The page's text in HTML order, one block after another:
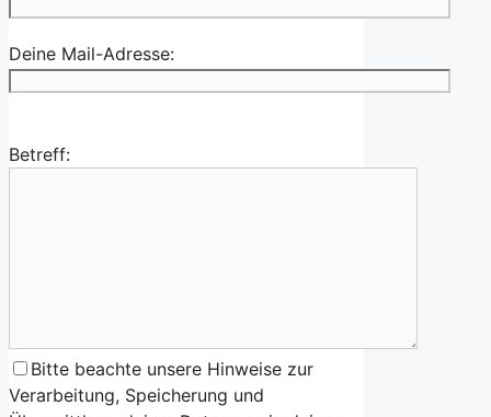
Deine Mail-Adresse:
Betreff:
Bitte beachte unsere Hinweise zur
Verarbeitung, Speicherung und